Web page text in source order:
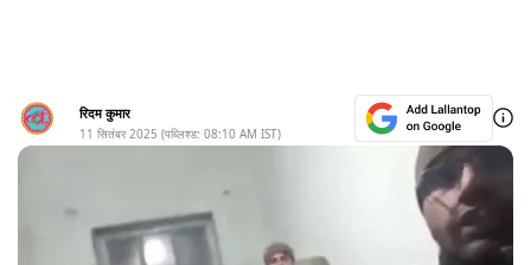
रिदम कुमार
11 सितंबर 2025 (पब्लिश्ड: 08:10 AM IST)